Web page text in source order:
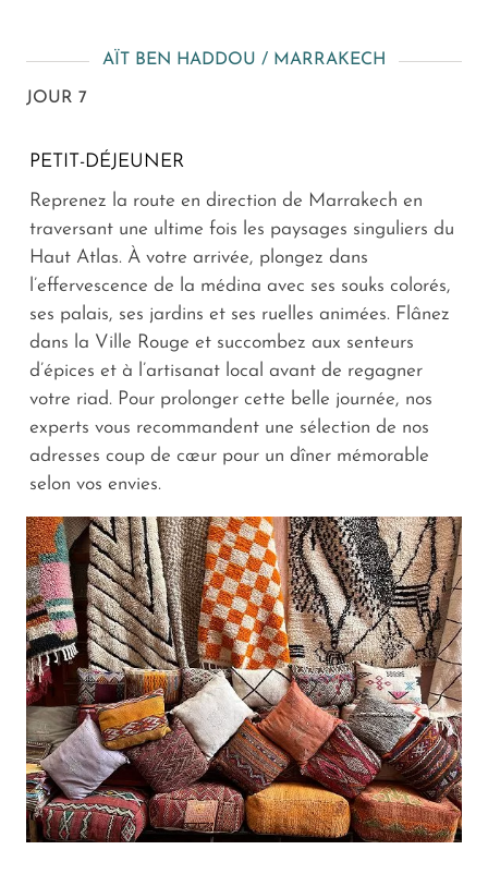
AÏT BEN HADDOU / MARRAKECH
JOUR 7
PETIT-DÉJEUNER
Reprenez la route en direction de Marrakech en
traversant une ultime fois les paysages singuliers du
Haut Atlas. À votre arrivée, plongez dans
l’effervescence de la médina avec ses souks colorés,
ses palais, ses jardins et ses ruelles animées. Flânez
dans la Ville Rouge et succombez aux senteurs
d’épices et à l’artisanat local avant de regagner
votre riad. Pour prolonger cette belle journée, nos
experts vous recommandent une sélection de nos
adresses coup de cœur pour un dîner mémorable
selon vos envies.